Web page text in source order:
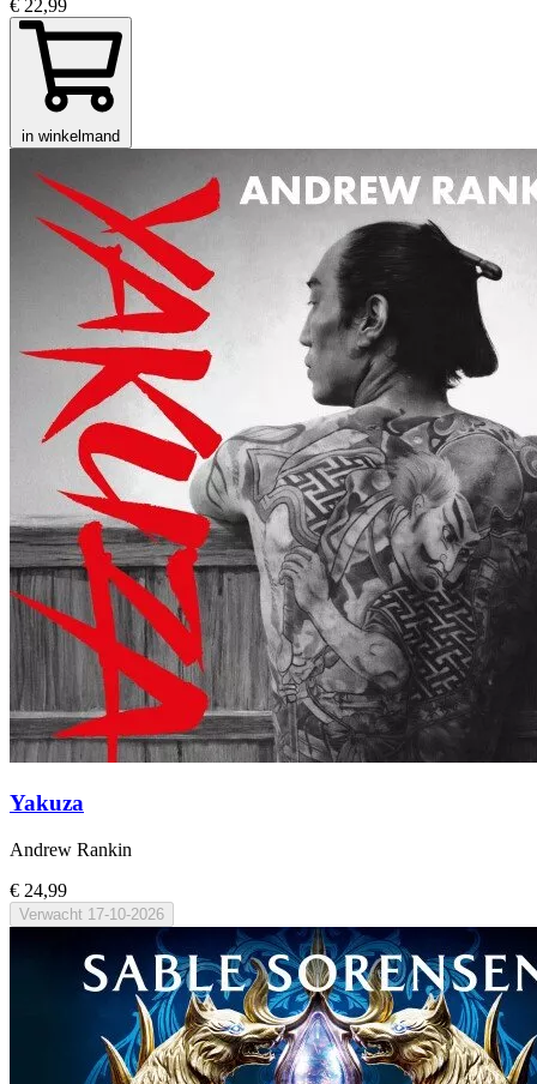
€ 22,99
in winkelmand
Yakuza
Andrew Rankin
€ 24,99
Verwacht 17-10-2026